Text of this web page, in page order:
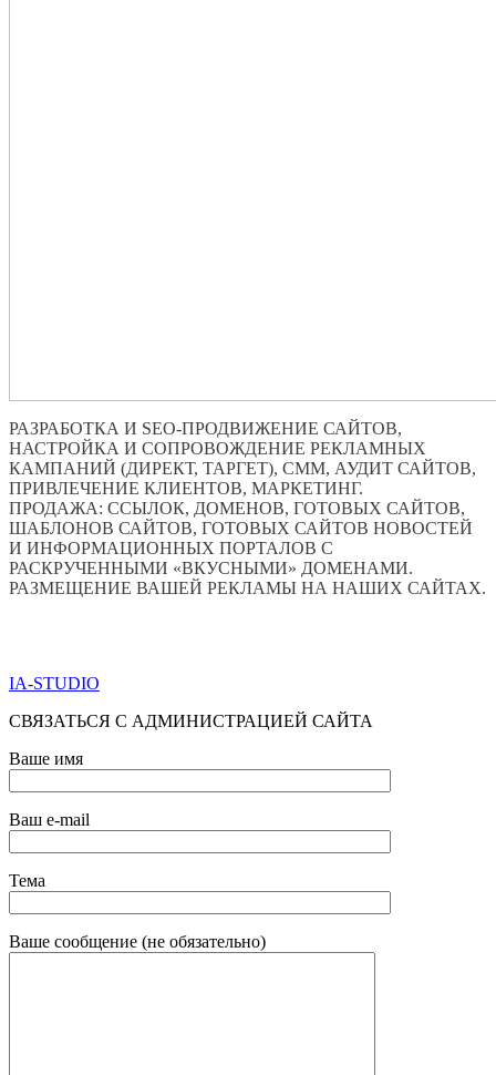
РАЗРАБОТКА И SEO-ПРОДВИЖЕНИЕ САЙТОВ,
НАСТРОЙКА И СОПРОВОЖДЕНИЕ РЕКЛАМНЫХ
КАМПАНИЙ (ДИРЕКТ, ТАРГЕТ), СММ, АУДИТ САЙТОВ,
ПРИВЛЕЧЕНИЕ КЛИЕНТОВ, МАРКЕТИНГ.
ПРОДАЖА: ССЫЛОК, ДОМЕНОВ, ГОТОВЫХ САЙТОВ,
ШАБЛОНОВ САЙТОВ, ГОТОВЫХ САЙТОВ НОВОСТЕЙ
И ИНФОРМАЦИОННЫХ ПОРТАЛОВ С
РАСКРУЧЕННЫМИ «ВКУСНЫМИ» ДОМЕНАМИ.
РАЗМЕЩЕНИЕ ВАШЕЙ РЕКЛАМЫ НА НАШИХ САЙТАХ.
IA-STUDIO
СВЯЗАТЬСЯ С АДМИНИСТРАЦИЕЙ САЙТА
Ваше имя
Ваш e-mail
Тема
Ваше сообщение (не обязательно)